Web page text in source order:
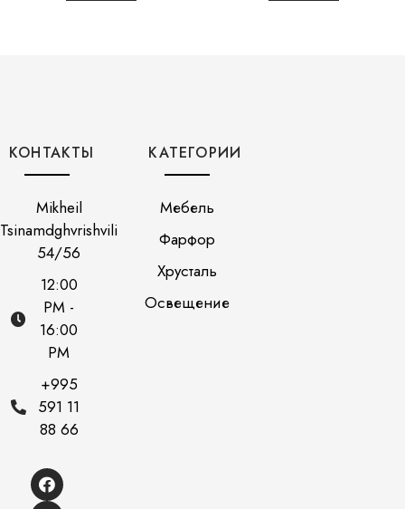
КОНТАКТЫ
Mikheil
Tsinamdghvrishvili
54/56
12:00
PM -
16:00
PM
+995
591 11
88 66
КАТЕГОРИИ
Мебель
Фарфор
Хрусталь
Освещение